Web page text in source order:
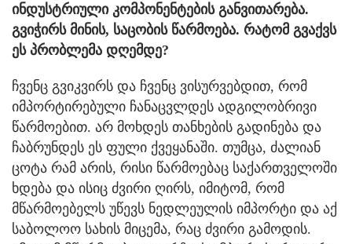
ინდუსტრიული კომპონენტების განვითარება.
გვიჭირს მინის, საცობის წარმოება. რატომ გვაქვს
ეს პრობლემა დღემდე?
ჩვენც გვიკვირს და ჩვენც ვისურვებდით, რომ
იმპორტირებული ჩანაცვლდეს ადგილობრივი
წარმოებით. არ მოხდეს თანხების გადინება და
ჩაბრუნდეს ეს ფული ქვეყანაში. თუმცა, ძალიან
ცოტა რამ არის, რისი წარმოებაც საქართველოში
ხდება და ისიც ძვირი ღირს, იმიტომ, რომ
მწარმოებელს უწევს ნედლეულის იმპორტი და აქ
საბოლოო სახის მიცემა, რაც ძვირი გამოდის.